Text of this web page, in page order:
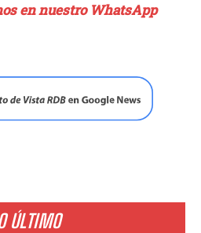
en nuestro WhatsApp
ÚLTIMO